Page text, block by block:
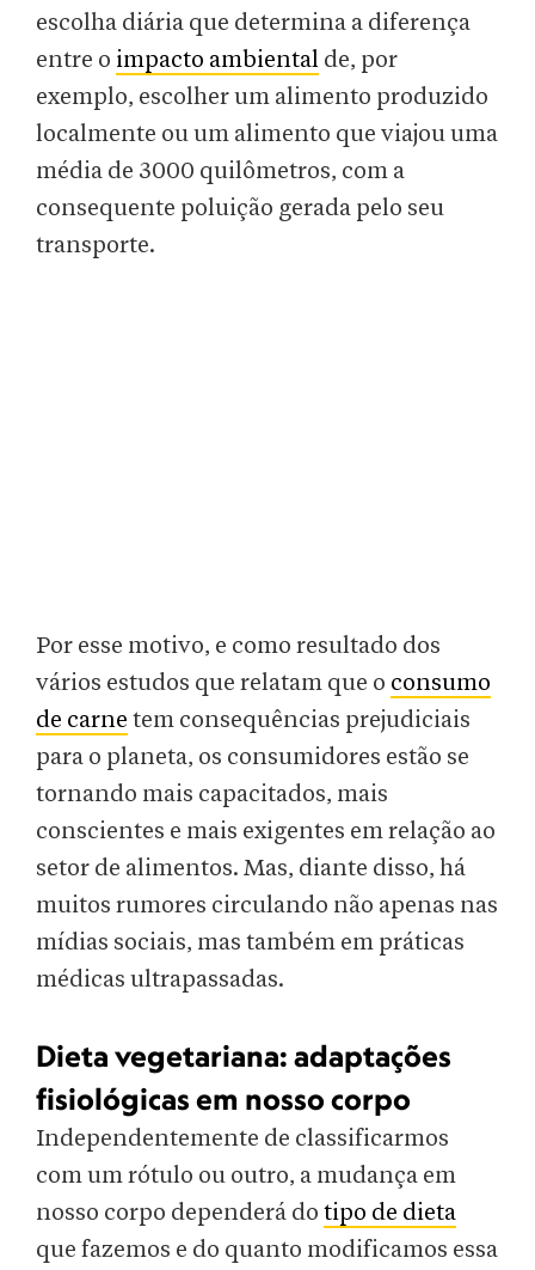
escolha diária que determina a diferença
entre o impacto ambiental de, por
exemplo, escolher um alimento produzido
localmente ou um alimento que viajou uma
média de 3000 quilômetros, com a
consequente poluição gerada pelo seu
transporte.
Por esse motivo, e como resultado dos
vários estudos que relatam que o consumo
de carne tem consequências prejudiciais
para o planeta, os consumidores estão se
tornando mais capacitados, mais
conscientes e mais exigentes em relação ao
setor de alimentos. Mas, diante disso, há
muitos rumores circulando não apenas nas
mídias sociais, mas também em práticas
médicas ultrapassadas.
Dieta vegetariana: adaptações
fisiológicas em nosso corpo
Independentemente de classificarmos
com um rótulo ou outro, a mudança em
nosso corpo dependerá do tipo de dieta
que fazemos e do quanto modificamos essa